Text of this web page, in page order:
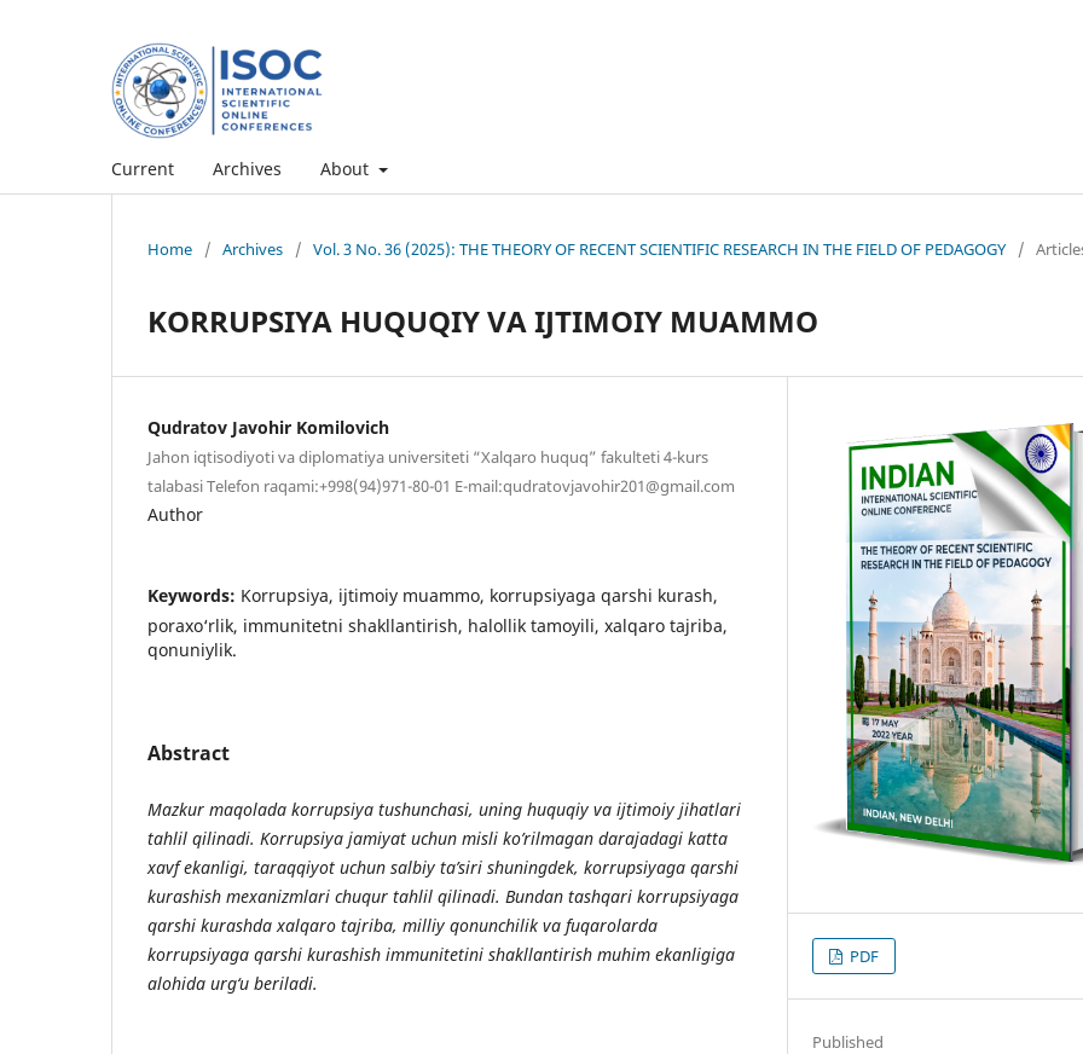
Current Archives About
Home / Archives / Vol. 3 No. 36 (2025): THE THEORY OF RECENT SCIENTIFIC RESEARCH IN THE FIELD OF PEDAGOGY /
KORRUPSIYA HUQUQIY VA IJTIMOIY MUAMMO
Qudratov Javohir Komilovich
Jahon iqtisodiyoti va diplomatiya universiteti “Xalqaro huquq” fakulteti 4-kurs
talabasi Telefon raqami:+998(94)971-80-01 E-mail:qudratovjavohir201@gmail.com
Author
Keywords: Korrupsiya, ijtimoiy muammo, korrupsiyaga qarshi kurash,
poraxo‘rlik, immunitetni shakllantirish, halollik tamoyili, xalqaro tajriba,
qonuniylik.
Abstract
Mazkur maqolada korrupsiya tushunchasi, uning huquqiy va ijtimoiy jihatlari
tahlil qilinadi. Korrupsiya jamiyat uchun misli ko’rilmagan darajadagi katta
xavf ekanligi, taraqqiyot uchun salbiy ta’siri shuningdek, korrupsiyaga qarshi
kurashish mexanizmlari chuqur tahlil qilinadi. Bundan tashqari korrupsiyaga
qarshi kurashda xalqaro tajriba, milliy qonunchilik va fuqarolarda
korrupsiyaga qarshi kurashish immunitetini shakllantirish muhim ekanligiga
alohida urg‘u beriladi.
PDF
Published